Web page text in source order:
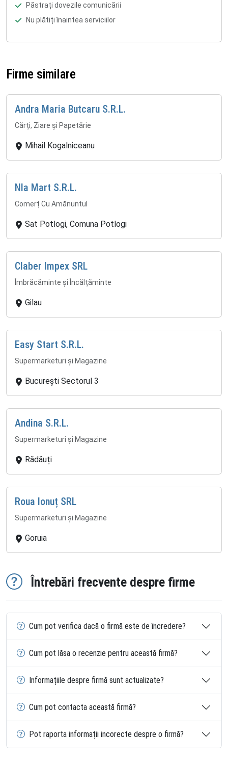
Păstrați dovezile comunicării
Nu plătiți înaintea serviciilor
Firme similare
Andra Maria Butcaru S.R.L.
Cărți, Ziare și Papetărie
Mihail Kogalniceanu
Nla Mart S.R.L.
Comerț Cu Amănuntul
Sat Potlogi, Comuna Potlogi
Claber Impex SRL
Îmbrăcăminte și Încălțăminte
Gilau
Easy Start S.R.L.
Supermarketuri și Magazine
București Sectorul 3
Andina S.R.L.
Supermarketuri și Magazine
Rădăuți
Roua Ionuț SRL
Supermarketuri și Magazine
Goruia
Întrebări frecvente despre firme
Cum pot verifica dacă o firmă este de încredere?
Cum pot lăsa o recenzie pentru această firmă?
Informațiile despre firmă sunt actualizate?
Cum pot contacta această firmă?
Pot raporta informații incorecte despre o firmă?